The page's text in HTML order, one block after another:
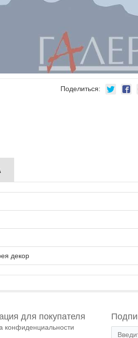
Поделиться:
декор
для покупателя
конфиденциальности